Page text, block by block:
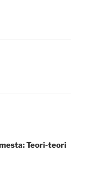
Teori-teori